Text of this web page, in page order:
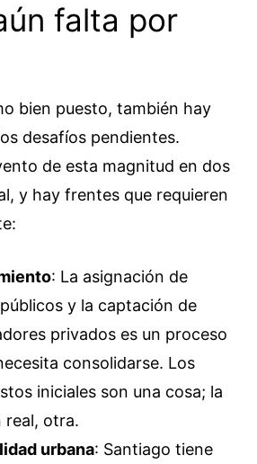
falta por
bien puesto, también hay
desafíos pendientes.
de esta magnitud en dos
y hay frentes que requieren
: La asignación de
y la captación de
privados es un proceso
consolidarse. Los
iniciales son una cosa; la
real, otra.
urbana: Santiago tiene